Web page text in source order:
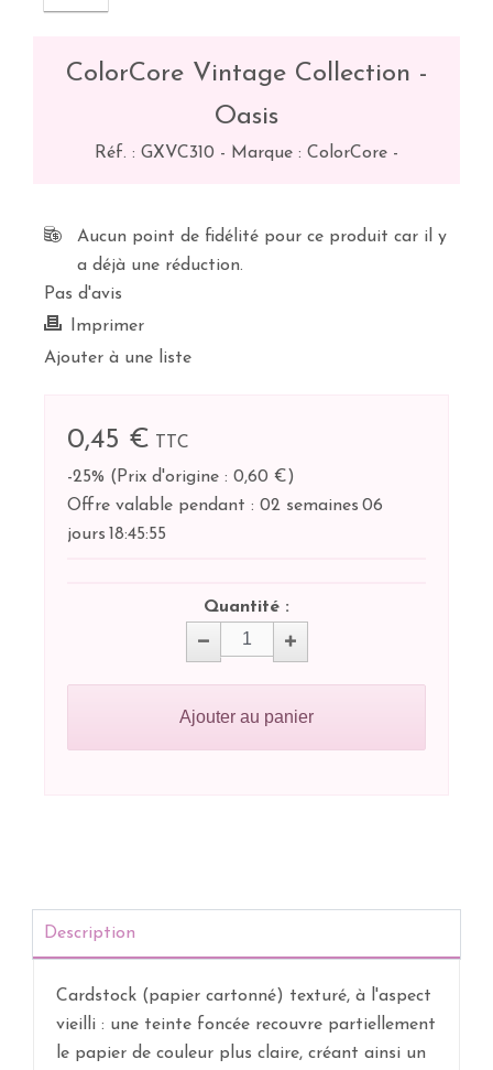
ColorCore Vintage Collection -
Oasis
Réf. : GXVC310 - Marque : ColorCore -
Aucun point de fidélité pour ce produit car il y
a déjà une réduction.
Pas d'avis
Imprimer
Ajouter à une liste
0,45 €
TTC
-25% ( Prix d'origine : 0,60 €)
Offre valable pendant : 02 semaines 06
jours 18:45:55
Quantité :
Ajouter au panier
Description
Cardstock (papier cartonné) texturé, à l'aspect
vieilli : une teinte foncée recouvre partiellement
le papier de couleur plus claire, créant ainsi un